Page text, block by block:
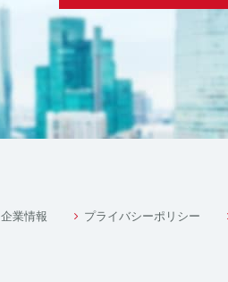
企業情報 プライバシーポリシー